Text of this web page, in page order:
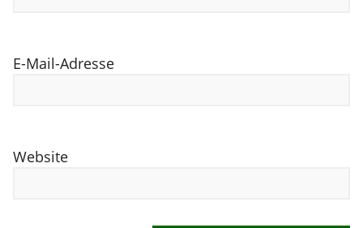
E-Mail-Adresse
Website